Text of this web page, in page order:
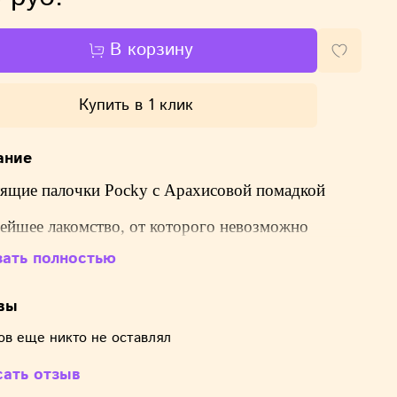
В корзину
Купить в 1 клик
палочки Pocky с Арахисовой помадкой
лакомство, от которого невозможно
Всем любителям сладостей, особенно
печенье-соломку, покрытое разными
мы уверены, что каждый сможет найти
полностью
еще никто не оставлял
отзыв